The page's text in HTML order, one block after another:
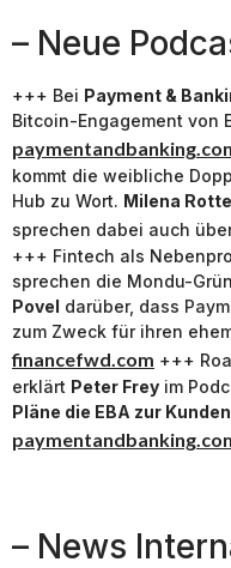
– Neue
+++ Bei Payment &
Bitcoin-Engagement von
kommt die weibliche
Hub zu Wort. Milena
sprechen dabei auch
+++ Fintech als
sprechen die Mondu-
Povel darüber, dass
zum Zweck für ihren
financefwd.com +++
erklärt Peter Frey im
Pläne die EBA zur
– News